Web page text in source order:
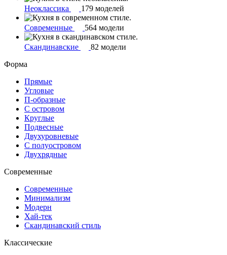
Неоклассика 179 моделей
Современные 564 модели
Скандинавские
82 модели
Форма
Прямые
Угловые
П-образные
С островом
Круглые
Подвесные
Двухуровневые
С полуостровом
Двухрядные
Современные
Современные
Минимализм
Модерн
Хай-тек
Скандинавский стиль
Классические